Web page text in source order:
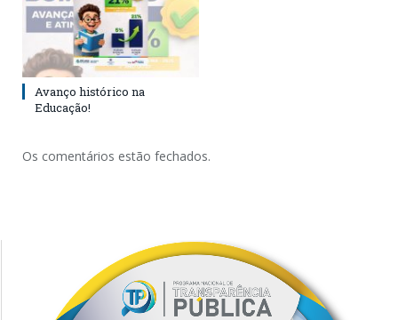
Avanço histórico na
Educação!
Os comentários estão fechados.